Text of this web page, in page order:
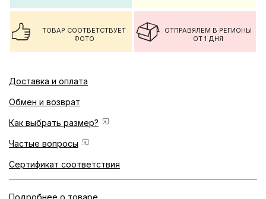
ТОВАР СООТВЕТСТВУЕТ
ФОТО
ОТПРАВЯЛЕМ В РЕГИОНЫ
ОТ 1 ДНЯ
Доставка и оплата
Обмен и возврат
Как выбрать размер?
Частые вопросы
Сертификат соответствия
Подробнее о товаре